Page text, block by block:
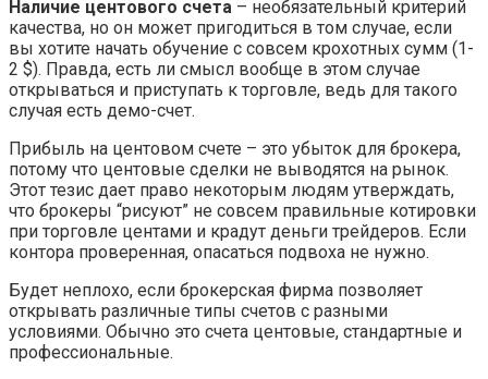
Наличие центового счета – необязательный критерий
качества, но он может пригодиться в том случае, если
вы хотите начать обучение с совсем крохотных сумм (1-
2 $). Правда, есть ли смысл вообще в этом случае
открываться и приступать к торговле, ведь для такого
случая есть демо-счет.
Прибыль на центовом счете – это убыток для брокера,
потому что центовые сделки не выводятся на рынок.
Этот тезис дает право некоторым людям утверждать,
что брокеры “рисуют” не совсем правильные котировки
при торговле центами и крадут деньги трейдеров. Если
контора проверенная, опасаться подвоха не нужно.
Будет неплохо, если брокерская фирма позволяет
открывать различные типы счетов с разными
условиями. Обычно это счета центовые, стандартные и
профессиональные.